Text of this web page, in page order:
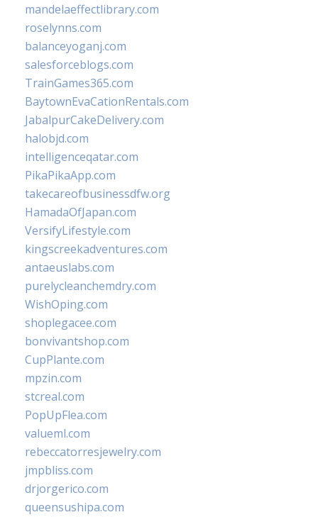
mandelaeffectlibrary.com
roselynns.com
balanceyoganj.com
salesforceblogs.com
TrainGames365.com
BaytownEvaCationRentals.com
JabalpurCakeDelivery.com
halobjd.com
intelligenceqatar.com
PikaPikaApp.com
takecareofbusinessdfw.org
HamadaOfJapan.com
VersifyLifestyle.com
kingscreekadventures.com
antaeuslabs.com
purelycleanchemdry.com
WishOping.com
shoplegacee.com
bonvivantshop.com
CupPlante.com
mpzin.com
stcreal.com
PopUpFlea.com
valueml.com
rebeccatorresjewelry.com
jmpbliss.com
drjorgerico.com
queensushipa.com